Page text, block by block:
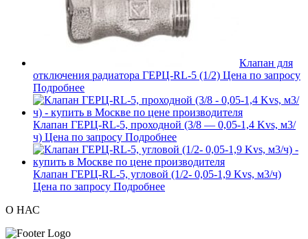
Клапан для
отключения радиатора ГЕРЦ-RL-5 (1/2) Цена по запросу
Подробнее
Клапан ГЕРЦ-RL-5, проходной (3/8 — 0,05-1,4 Kvs, м3/
ч) Цена по запросу Подробнее
Клапан ГЕРЦ-RL-5, угловой (1/2- 0,05-1,9 Kvs, м3/ч)
Цена по запросу Подробнее
О НАС